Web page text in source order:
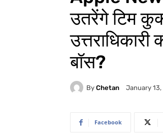
उतरेंगे टिम
बॉस?
By Chetan January
Facebook